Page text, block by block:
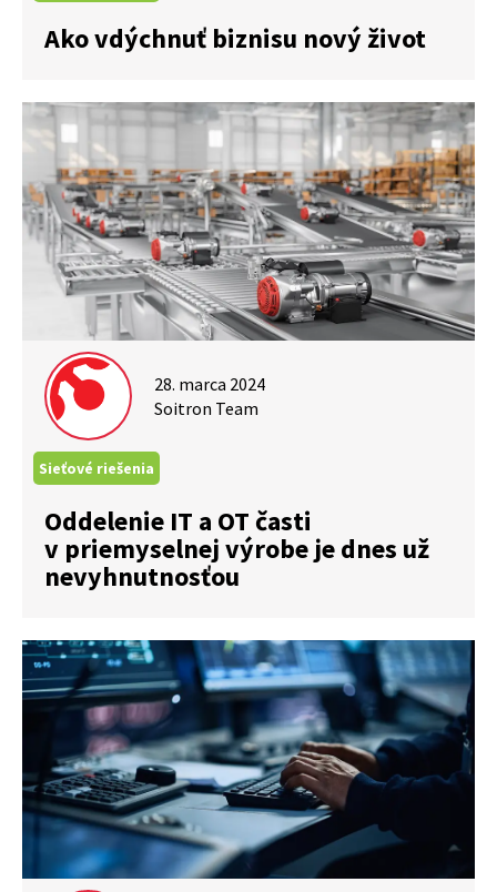
Ako vdýchnuť biznisu nový život
28. marca 2024
Soitron Team
Sieťové riešenia
Oddelenie IT a OT časti
v priemyselnej výrobe je dnes už
nevyhnutnosťou